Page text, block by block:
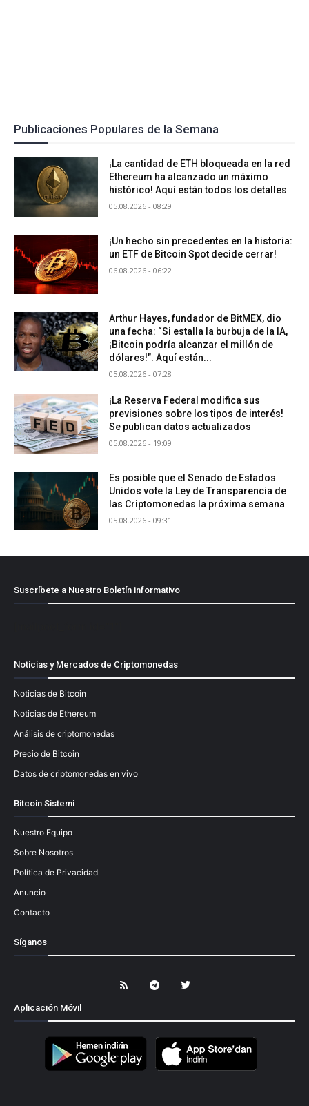
Publicaciones Populares de la Semana
¡La cantidad de ETH bloqueada en la red
Ethereum ha alcanzado un máximo
histórico! Aquí están todos los detalles
05.08.2026 - 08:29
¡Un hecho sin precedentes en la historia:
un ETF de Bitcoin Spot decide cerrar!
06.08.2026 - 06:22
Arthur Hayes, fundador de BitMEX, dio
una fecha: “Si estalla la burbuja de la IA,
¡Bitcoin podría alcanzar el millón de
dólares!”. Aquí están...
05.08.2026 - 07:28
¡La Reserva Federal modifica sus
previsiones sobre los tipos de interés!
Se publican datos actualizados
05.08.2026 - 19:09
Es posible que el Senado de Estados
Unidos vote la Ley de Transparencia de
las Criptomonedas la próxima semana
05.08.2026 - 09:31
Suscríbete a Nuestro Boletín informativo
Noticias y Mercados de Criptomonedas
Noticias de Bitcoin
Noticias de Ethereum
Análisis de criptomonedas
Precio de Bitcoin
Datos de criptomonedas en vivo
Bitcoin Sistemi
Nuestro Equipo
Sobre Nosotros
Política de Privacidad
Anuncio
Contacto
Síganos
Aplicación Móvil